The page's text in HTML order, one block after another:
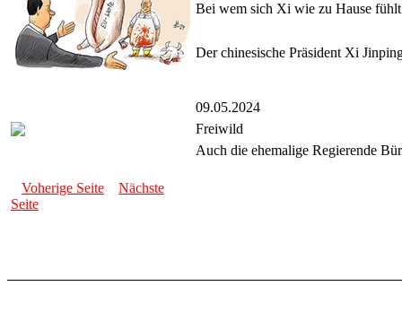
Bei wem sich Xi wie zu Hause fühlt
Der chinesische Präsident Xi
09.05.2024
Freiwild
Auch die ehemalige Regierende
Voherige Seite
Nächste
Seite